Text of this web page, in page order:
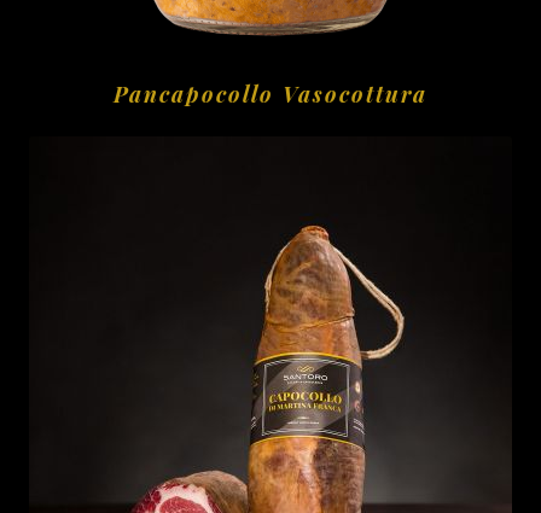
Pancapocollo Vasocottura